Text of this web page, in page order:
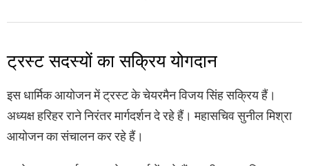
ट्रस्ट सदस्यों का सक्रिय योगदान
इस धार्मिक आयोजन में ट्रस्ट के चेयरमैन विजय सिंह सक्रिय हैं।
अध्यक्ष हरिहर राने निरंतर मार्गदर्शन दे रहे हैं। महासचिव सुनील मिश्रा
आयोजन का संचालन कर रहे हैं।